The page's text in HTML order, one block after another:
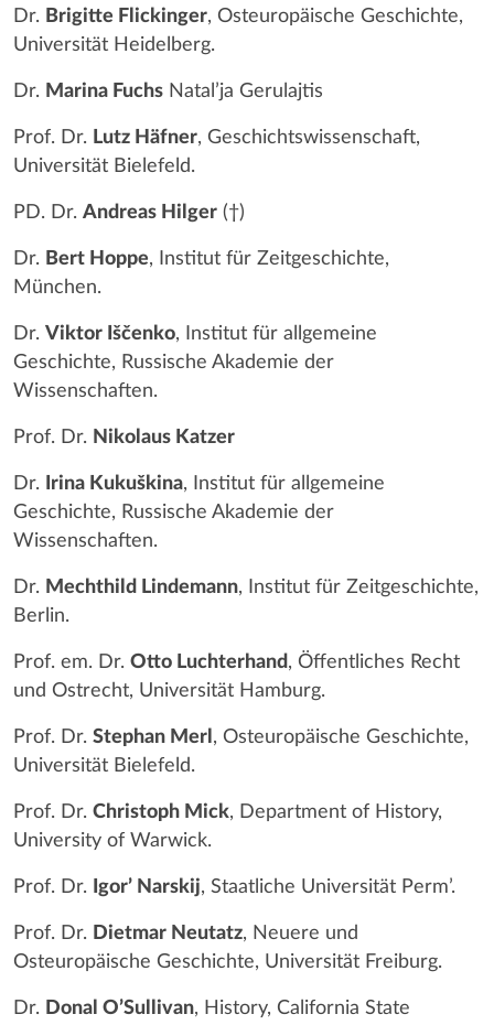
Dr. Brigitte Flickinger, Osteuropäische Geschichte,
Universität Heidelberg.
Dr. Marina Fuchs Natal’ja Gerulajtis
Prof. Dr. Lutz Häfner, Geschichtswissenschaft,
Universität Bielefeld.
PD. Dr. Andreas Hilger (†)
Dr. Bert Hoppe, Institut für Zeitgeschichte,
München.
Dr. Viktor Iščenko, Institut für allgemeine
Geschichte, Russische Akademie der
Wissenschaften.
Prof. Dr. Nikolaus Katzer
Dr. Irina Kukuškina, Institut für allgemeine
Geschichte, Russische Akademie der
Wissenschaften.
Dr. Mechthild Lindemann, Institut für Zeitgeschichte,
Berlin.
Prof. em. Dr. Otto Luchterhand , Öffentliches Recht
und Ostrecht, Universität Hamburg.
Prof. Dr. Stephan Merl , Osteuropäische Geschichte,
Universität Bielefeld.
Prof. Dr. Christoph Mick, Department of History,
University of Warwick.
Prof. Dr. Igor’ Narskij, Staatliche Universität Perm’.
Prof. Dr. Dietmar Neutatz, Neuere und
Osteuropäische Geschichte, Universität Freiburg.
Dr. Donal O’Sullivan, History, California State